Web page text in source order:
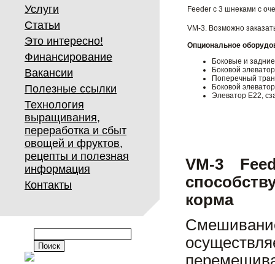
Услуги
Статьи
Это интересно!
Финансирование
Вакансии
Полезные ссылки
Технология
выращивания,
переработка и сбыт
овощей и фруктов,
рецепты и полезная
информация
Контакты
Feeder с 3 шнеками с
VM-3. Возможно
Опциональное
Боковые и
Боковой
Поперечный
Боковой
Элеватор E22,
VM-3
корма